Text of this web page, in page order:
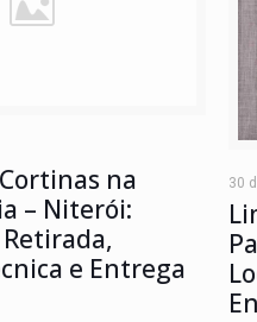
na
– Niterói:
e Entrega
30